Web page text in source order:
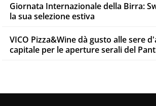
Giornata Internazionale della Birra:
la sua selezione estiva
VICO Pizza&Wine dà gusto alle sere
capitale per le aperture serali del